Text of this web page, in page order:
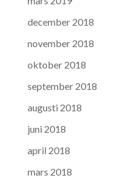
december 2018
november 2018
oktober 2018
september 2018
augusti 2018
juni 2018
april 2018
mars 2018